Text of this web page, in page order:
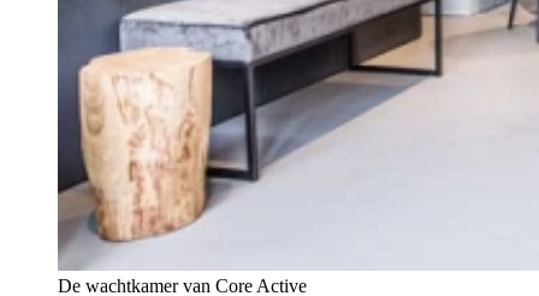
De wachtkamer van Core Active